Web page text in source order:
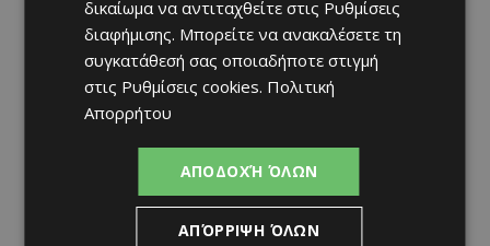
δικαίωμα να αντιταχθείτε στις Ρυθμίσεις
διαφήμισης. Μπορείτε να ανακαλέσετε τη
συγκατάθεσή σας οποιαδήποτε στιγμή
στις Ρυθμίσεις cookies. Πολιτική
Απορρήτου
ΑΠΟΔΟΧΉ ΌΛΩΝ
ΑΠΌΡΡΙΨΗ ΌΛΩΝ